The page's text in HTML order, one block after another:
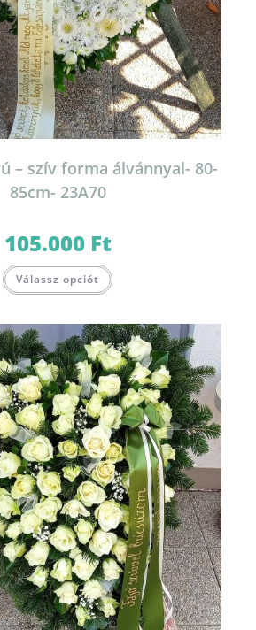
– szív forma álvánnyal- 80-
85cm- 23A70
105.000 Ft
Válassz opciót